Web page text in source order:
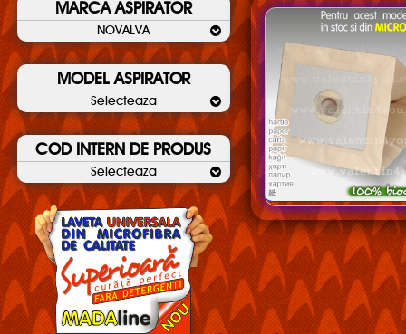
MARCA ASPIRATOR
NOVALVA
MODEL ASPIRATOR
Selecteaza
COD INTERN DE PRODUS
Selecteaza